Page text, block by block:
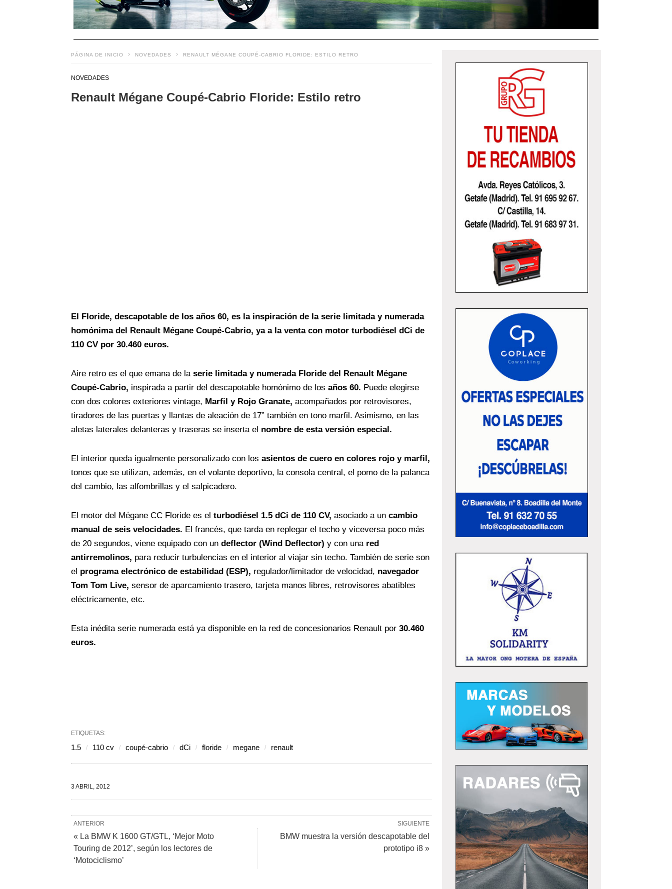
PÁGINA DE INICIO NOVEDADES RENAULT MÉGANE COUPÉ-CABRIO FLORIDE: ESTILO RETRO
NOVEDADES
Renault Mégane Coupé-Cabrio Floride: Estilo retro
El Floride, descapotable de los años 60, es la inspiración de la serie limitada y numerada
homónima del Renault Mégane Coupé-Cabrio, ya a la venta con motor turbodiésel dCi de
110 CV por 30.460 euros.
Aire retro es el que emana de la serie limitada y numerada Floride del Renault Mégane
Coupé-Cabrio, inspirada a partir del descapotable homónimo de los años 60. Puede elegirse
con dos colores exteriores vintage, Marfil y Rojo Granate, acompañados por retrovisores,
tiradores de las puertas y llantas de aleación de 17” también en tono marfil. Asimismo, en las
aletas laterales delanteras y traseras se inserta el nombre de esta versión especial.
El interior queda igualmente personalizado con los asientos de cuero en colores rojo y marfil,
tonos que se utilizan, además, en el volante deportivo, la consola central, el pomo de la palanca
del cambio, las alfombrillas y el salpicadero.
El motor del Mégane CC Floride es el turbodiésel 1.5 dCi de 110 CV, asociado a un cambio
manual de seis velocidades. El francés, que tarda en replegar el techo y viceversa poco más
de 20 segundos, viene equipado con un deflector (Wind Deflector) y con una red
antirremolinos, para reducir turbulencias en el interior al viajar sin techo. También de serie son
el programa electrónico de estabilidad (ESP), regulador/limitador de velocidad, navegador
Tom Tom Live, sensor de aparcamiento trasero, tarjeta manos libres, retrovisores abatibles
eléctricamente, etc.
Esta inédita serie numerada está ya disponible en la red de concesionarios Renault por 30.460
euros.
ETIQUETAS:
1.5 110 cv coupé-cabrio dCi floride megane renault
3 ABRIL, 2012
SIGUIENTE
BMW muestra la versión descapotable del
prototipo i8 »
ANTERIOR
« La BMW K 1600 GT/GTL, ‘Mejor Moto
Touring de 2012’, según los lectores de
‘Motociclismo’